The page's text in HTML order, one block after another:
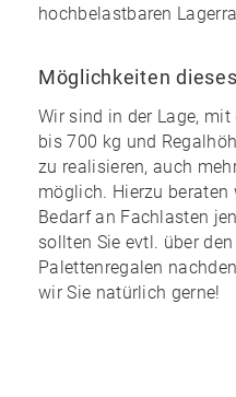
hochbelastbaren
Möglichkeiten
Wir sind in der Lage,
bis 700 kg und
zu realisieren, auch
möglich. Hierzu beraten
Bedarf an Fachlasten
sollten Sie evtl. über
Palettenregalen
wir Sie natürlich gerne!